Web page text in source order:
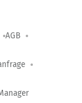
AGB